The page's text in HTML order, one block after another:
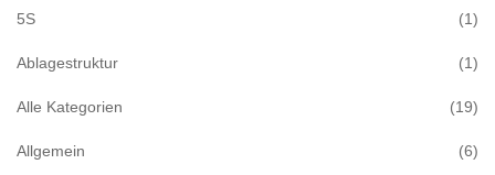
5S (1)
Ablagestruktur (1)
Alle Kategorien (19)
Allgemein (6)